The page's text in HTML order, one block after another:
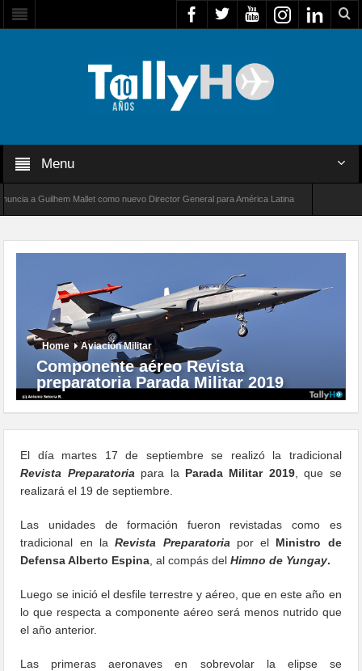
Menu
Mallet como nuevo Director General para América Latina Thales multiplica por
Home Aviación Militar
Componente aéreo Revista
preparatoria Parada Militar 2019
El día martes 17 de septiembre se realizó la tradicional
Revista Preparatoria para la Parada Militar 2019, que se
realizará el 19 de septiembre.
Las unidades de formación fueron revistadas como es
tradicional en laRevista Preparatoria por el Ministro de
Defensa Alberto Espina , al compás del Himno de Yungay.
Luego se inició el desfile terrestre y aéreo, que en este año en
lo que respecta a componente aéreo será menos nutrido que
el año anterior.
Las primeras aeronaves en sobrevolar la elipse se